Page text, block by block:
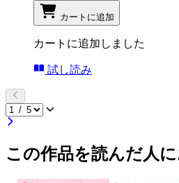
カートに追加
カートに追加しました
試し読み
この作品を読んだ人